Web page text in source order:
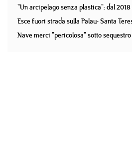
"Un arcipelago senza plastica": dal
Esce fuori strada sulla Palau- Santa
Nave merci "pericolosa" sotto